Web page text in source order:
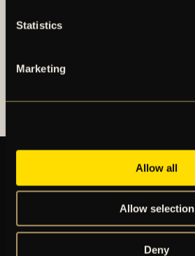
Statistics
Marketing
Allow all
Allow selection
Deny
AIK FOTBOLLSFÖRENING
NYHETER